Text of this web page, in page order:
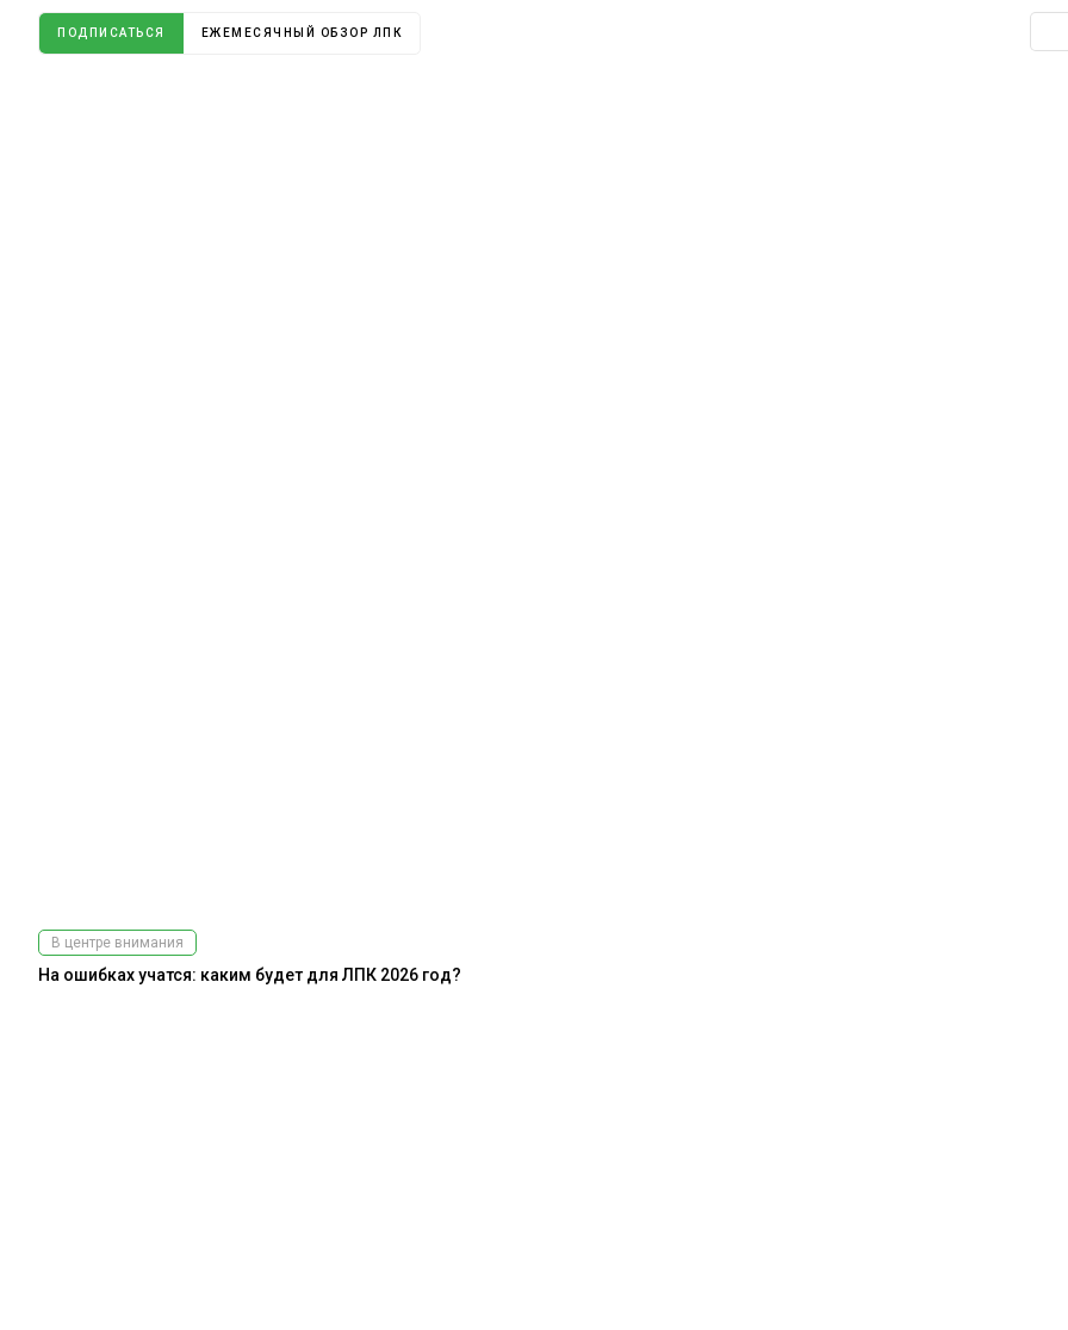
ПОДПИСАТЬСЯ ЕЖЕМЕСЯЧНЫЙ ОБЗОР ЛПК
В центре внимания
На ошибках учатся: каким будет для ЛПК 2026 год?